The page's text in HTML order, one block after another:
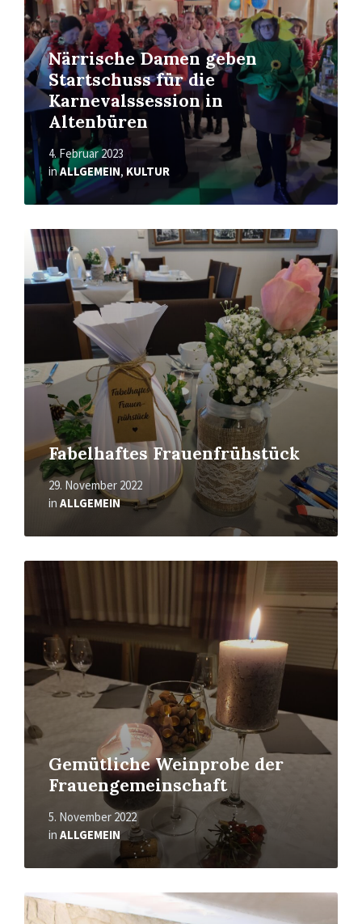
Närrische Damen geben
Startschuss für die
Karnevalssession in
Altenbüren
4. Februar 2023
inALLGEMEIN, KULTUR
Fabelhaftes Frauenfrühstück
29. November 2022
in ALLGEMEIN
Mehr
erfahren
Gemütliche Weinprobe der
Frauengemeinschaft
5. November 2022
in ALLGEMEIN
Mehr
Mehr
erfahren